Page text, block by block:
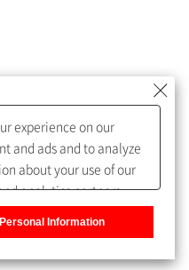
録いただくと、技術情報や
ができます。
experience on our
and ads and to analyze
about your use of our
analytics partners,
Information